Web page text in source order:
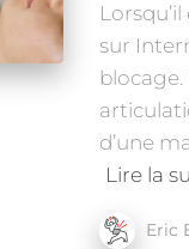
sur
d’une
Lire la
Eric